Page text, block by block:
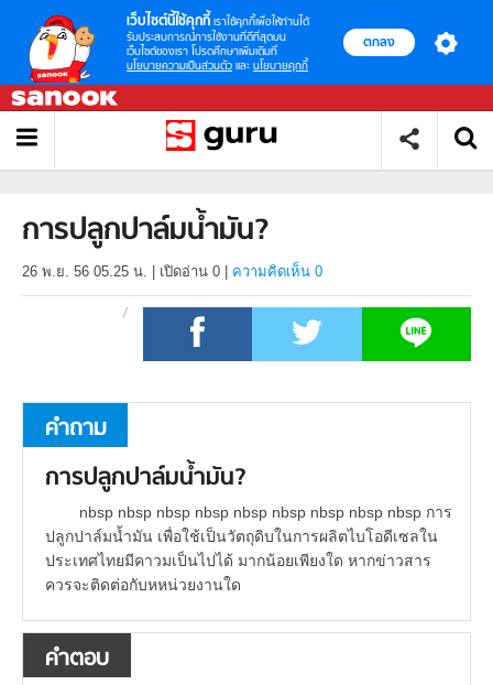
เว็บไซต์นี้ใช้คุกกี้ เราใช้คุกกี้เพื่อให้ท่านได้
รับประสบการณ์การใช้งานที่ดีที่สุดบน
เว็บไซต์ของเรา โปรดศึกษาเพิ่มเติมที่
นโยบายความเป็นส่วนตัว และ นโยบายคุกกี้
ตกลง
การปลูกปาล์มน้ำมัน?
26 พ.ย. 56 05.25 น. เปิดอ่าน 0 ความคิดเห็น 0
คำถาม
การปลูกปาล์มน้ำมัน?
nbsp nbsp nbsp nbsp nbsp nbsp nbsp nbsp nbsp การ
ปลูกปาล์มน้ำมัน เพื่อใช้เป็นวัตถุดิบในการผลิตไบโอดีเซลใน
ประเทศไทยมีคาวมเป็นไปได้ มากน้อยเพียงใด หากข่าวสาร
ควรจะติดต่อกับหหน่วยงานใด
คำตอบ